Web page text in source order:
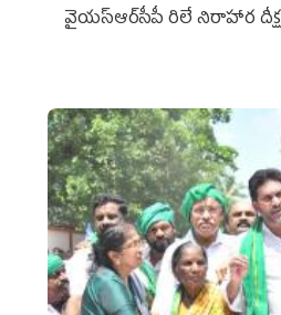
వైయ‌స్ఆర్‌సీపీ రిలే నిరాహార